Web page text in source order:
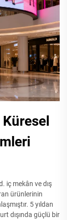
iç mekân ve dış
ürünlerinin
5 yıldan
dışında güçlü bir